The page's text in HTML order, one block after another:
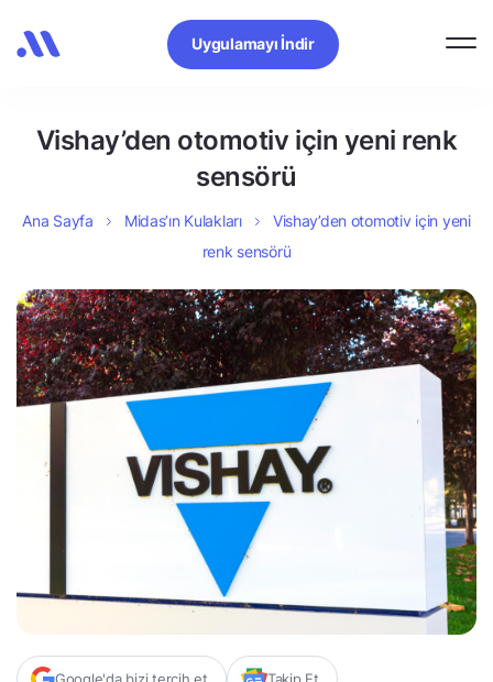
Uygulamayı İndir
Vishay’den otomotiv için yeni renk
sensörü
Ana Sayfa Midas’ın Kulakları
Vishay’den otomotiv için yeni
renk sensörü
Google'da bizi tercih et Takip Et